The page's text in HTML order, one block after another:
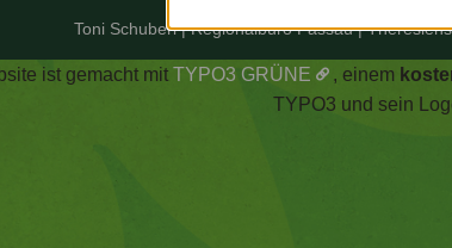
Toni Schuberl | Regionalbüro Passau |
ist gemacht mitTYPO3 GRÜNE , einem
TYPO3 und sein